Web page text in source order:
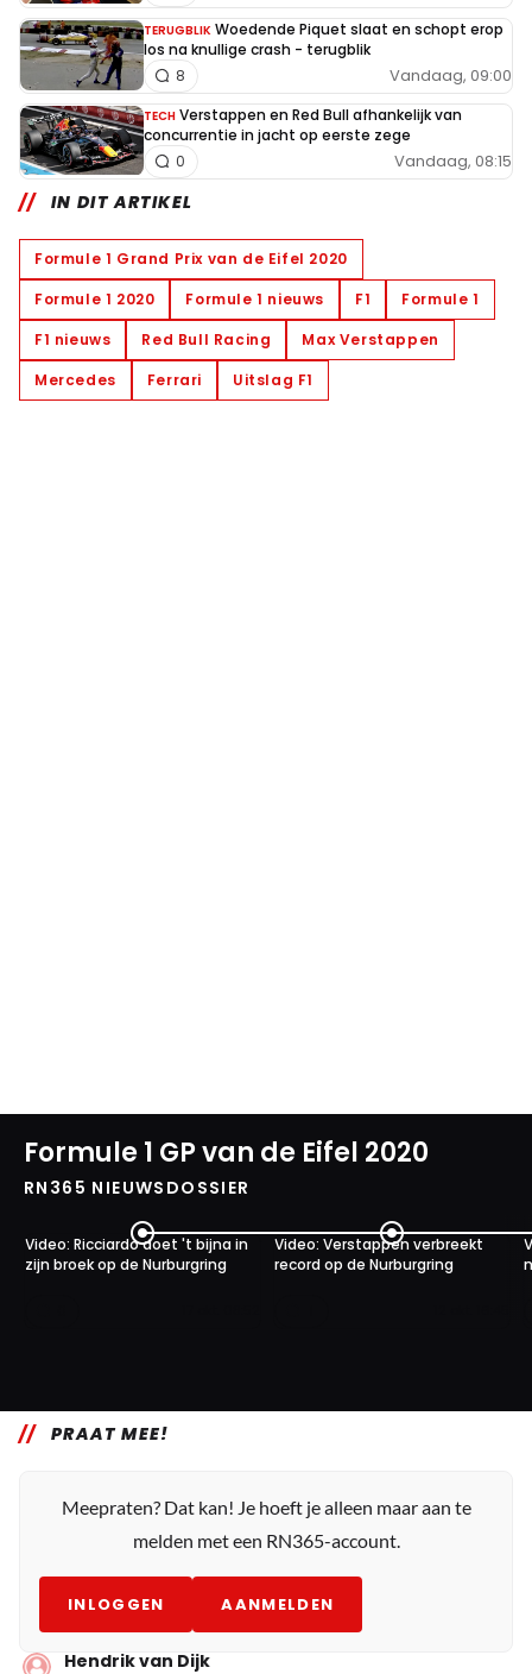
TERUGBLIK Woedende Piquet slaat en schopt erop
los na knullige crash - terugblik
Vandaag, 09:00
8
TECH Verstappen en Red Bull afhankelijk van
concurrentie in jacht op eerste zege
Vandaag, 08:15
0
IN DIT ARTIKEL
Formule 1 Grand Prix van de Eifel 2020
Formule 1 2020
Formule 1 nieuws F1
Formule 1
F1 nieuws
Red Bull Racing
Max Verstappen
Mercedes
Ferrari Uitslag F1
Formule 1 GP van de Eifel 2020
RN365 NIEUWSDOSSIER
Video: Ricciardo doet 't bijna in
zijn broek op de Nurburgring
Video: Verstappen verbreekt
record op de Nurburgring
PRAAT MEE!
Meepraten? Dat kan! Je hoeft je alleen maar aan te
melden met een RN365-account.
INLOGGEN AANMELDEN
Hendrik van Dijk